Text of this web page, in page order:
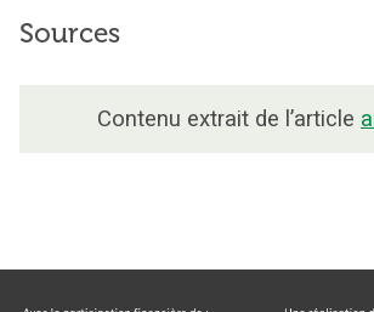
Sources
Contenu extrait de l’article